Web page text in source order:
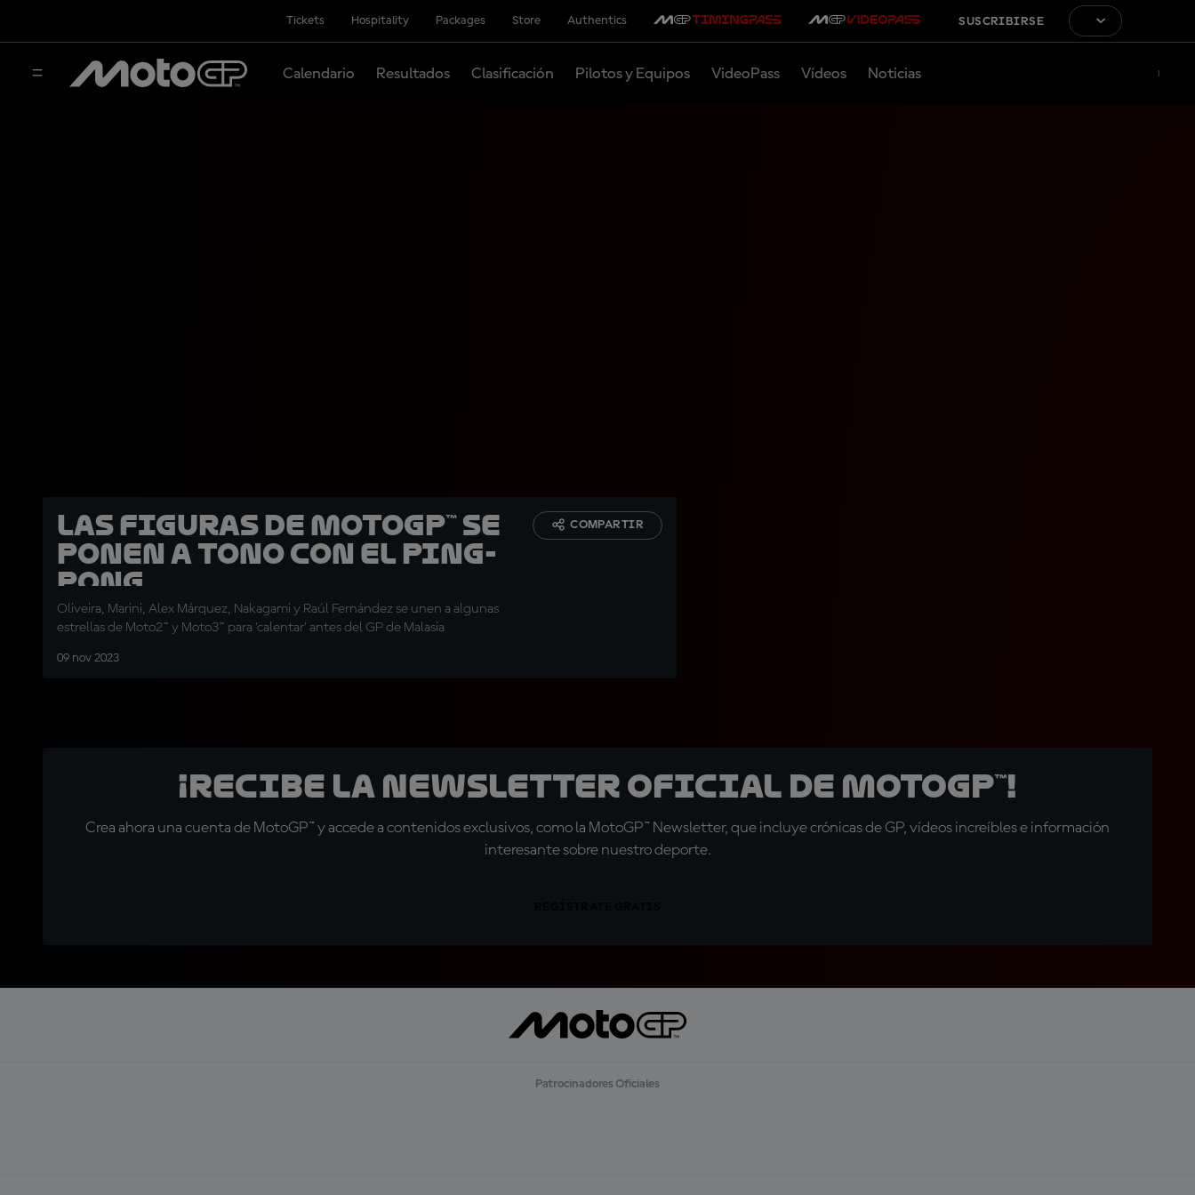
Tickets Hospitality Packages Store Authentics SUSCRIBIRSE
Calendario Resultados Clasificación Pilotos y Equipos VideoPass Vídeos Noticias
Las figuras de MotoGP™ se
ponen a tono con el ping-
pong
Oliveira, Marini, Alex Márquez, Nakagami y Raúl Fernández se unen a algunas
estrellas de Moto2™ y Moto3™ para 'calentar' antes del GP de Malasia
09 nov 2023
COMPARTIR
¡Recibe la Newsletter oficial de MotoGP™!
Crea ahora una cuenta de MotoGP™ y accede a contenidos exclusivos, como la MotoGP™ Newsletter, que incluye crónicas de GP, vídeos increíbles e información
interesante sobre nuestro deporte.
Patrocinadores Oficiales